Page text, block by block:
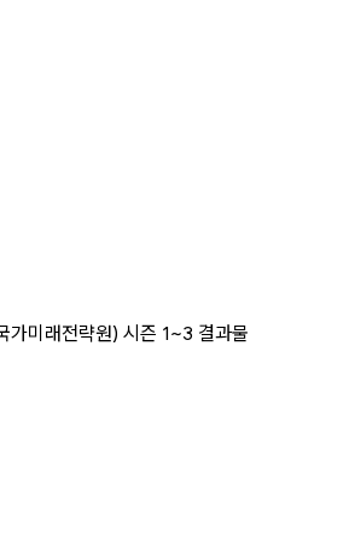
가미래전략원) 시즌 1~3 결과물